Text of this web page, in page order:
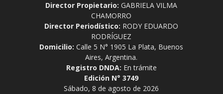
Director Propietario: GABRIELA VILMA
CHAMORRO
Director Periodístico: RODY EDUARDO
RODRÍGUEZ
Domicilio: Calle 5 N° 1905 La Plata, Buenos
Aires, Argentina.
Registro DNDA: En trámite
Edición N° 3749
Sábado, 8 de agosto de 2026